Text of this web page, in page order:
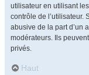
utilisateur en utilisant
contrôle de l’utilisateur.
abusive de la part d’un
modérateurs. Ils
privés.
Haut